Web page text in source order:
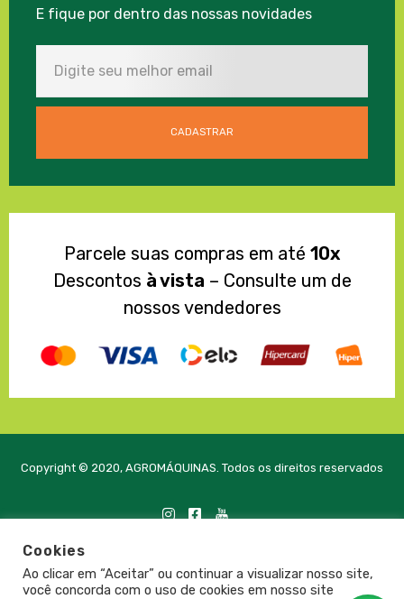
E fique por dentro das nossas novidades
Parcele suas compras em até 10x
Descontos à vista – Consulte um de
nossos vendedores
Copyright © 2020, AGROMÁQUINAS. Todos os direitos reservados
Desenvolvido com
Cookies
Ao clicar em “Aceitar” ou continuar a visualizar nosso site,
você concorda com o uso de cookies em nosso site